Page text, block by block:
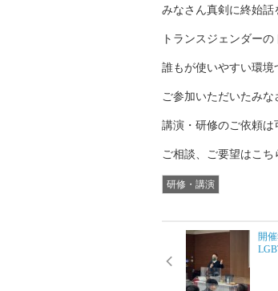
みなさん真剣に終始話
トランスジェンダー
誰もが使いやすい環境
ご参加いただいたみな
講演・研修のご依頼は
ご相談、ご要望はこ
研修・講演
開